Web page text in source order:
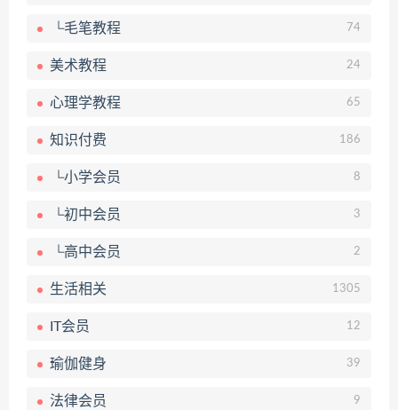
└毛笔教程 74
美术教程 24
心理学教程 65
知识付费 186
└小学会员 8
└初中会员 3
└高中会员 2
生活相关 1305
IT会员 12
瑜伽健身 39
法律会员 9